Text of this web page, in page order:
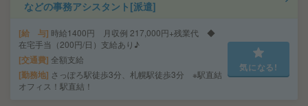
などの事務アシスタント[派遣]
給 与 時給1400円 月収例 217,000円+残業代 ◆
在宅手当（200円/日）支給あり♪
交通費 全額支給
勤務地 さっぽろ駅徒歩3分、札幌駅徒歩3分 ※駅直結
オフィス！駅直結！
気になる!